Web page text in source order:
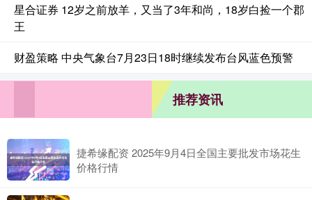
星合证券 12岁之前放羊，又当了3年和尚，18岁白捡一个郡
王
财盈策略 中央气象台7月23日18时继续发布台风蓝色预警
推荐资讯
捷希缘配资 2025年9月4日全国主要批发市场花生
价格行情